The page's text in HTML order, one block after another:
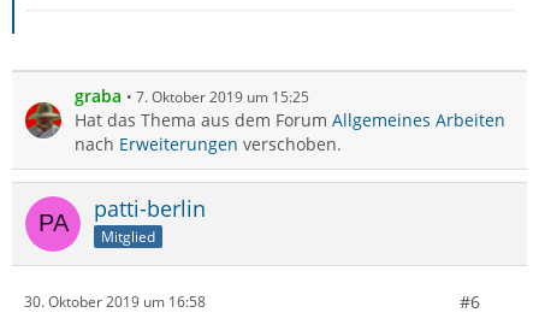
graba 7. Oktober 2019 um 15:25
Hat das Thema aus dem Forum Allgemeines Arbeiten
nach Erweiterungen verschoben.
patti-berlin
Mitglied
30. Oktober 2019 um 16:58 #6